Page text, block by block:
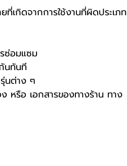
เกิดจากการใช้งานที่ผิดประเภท
ซ่อมแซม
นทันที
นต่าง ๆ
หรือ เอกสารของทางร้าน ทาง